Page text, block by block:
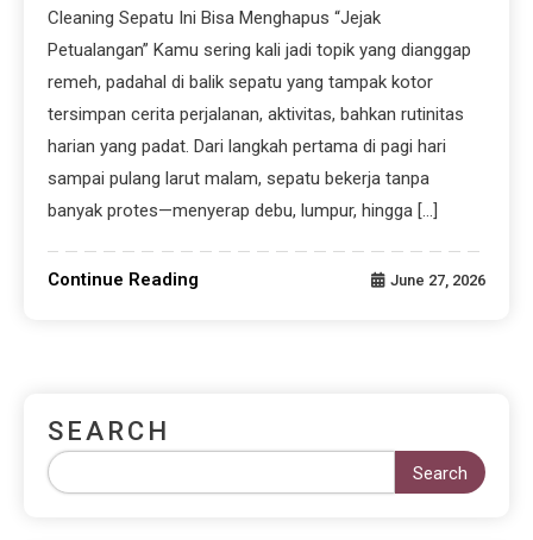
Cleaning Sepatu Ini Bisa Menghapus “Jejak
Petualangan” Kamu sering kali jadi topik yang dianggap
remeh, padahal di balik sepatu yang tampak kotor
tersimpan cerita perjalanan, aktivitas, bahkan rutinitas
harian yang padat. Dari langkah pertama di pagi hari
sampai pulang larut malam, sepatu bekerja tanpa
banyak protes—menyerap debu, lumpur, hingga […]
Continue Reading June 27, 2026
SEARCH
Search